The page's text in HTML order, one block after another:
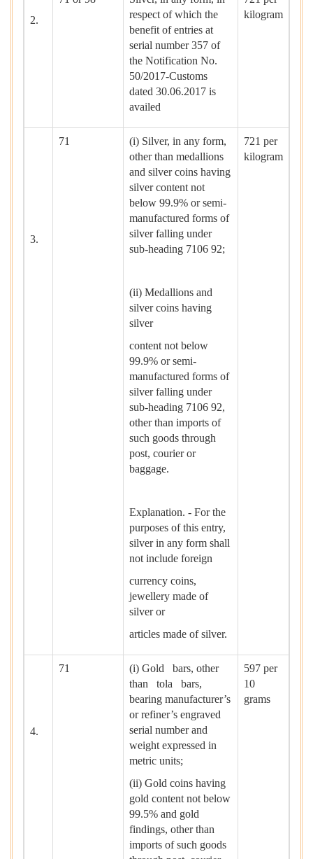
2.
respect of which the
benefit of entries at
serial number 357 of
the Notification No.
50/2017-Customs
dated 30.06.2017 is
availed
kilogram
3.
71
(i) Silver, in any form,
other than medallions
and silver coins having
silver content not
below 99.9% or semi-
manufactured forms of
silver falling under
sub-heading 7106 92;
(ii) Medallions and
silver coins having
silver
content not below
99.9% or semi-
manufactured forms of
silver falling under
sub-heading 7106 92,
other than imports of
such goods through
post, courier or
baggage.
Explanation. - For the
purposes of this entry,
silver in any form shall
not include foreign
currency coins,
jewellery made of
silver or
articles made of silver.
721 per
kilogram
4.
71
(i) Gold bars, other
than tola bars,
bearing manufacturer’s
or refiner’s engraved
serial number and
weight expressed in
metric units;
(ii) Gold coins having
gold content not below
99.5% and gold
findings, other than
imports of such goods
597 per
10
grams